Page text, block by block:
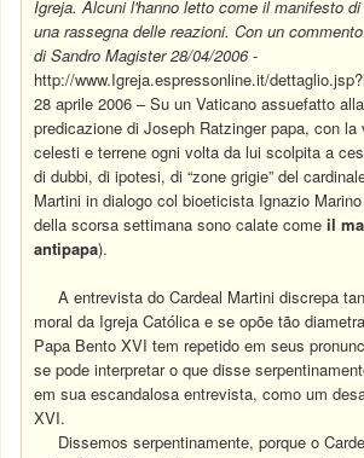
Igreja. Alcuni l'hanno letto come il manifesto
una rassegna delle reazioni. Con un
di Sandro Magister 28/04/2006-
http://www.Igreja.espressonline.it/
28 aprile 2006 – Su un Vaticano assuefatto
predicazione di Joseph Ratzinger papa, con
celesti e terrene ogni volta da lui scolpita a
di dubbi, di ipotesi, di “zone grigie” del
Martini in dialogo col bioeticista Ignazio Marino
della scorsa settimana sono calate comeil
antipapa).
A entrevista do Cardeal Martini discrepa
moral da Igreja Católica e se opõe tão
Papa Bento XVI tem repetido em seus
se pode interpretar o que disse
em sua escandalosa entrevista, como um
XVI.
Dissemos serpentinamente, porque o